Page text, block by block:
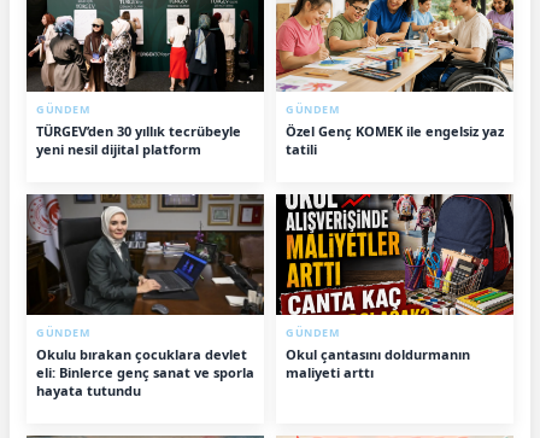
GÜNDEM
TÜRGEV’den 30 yıllık tecrübeyle
yeni nesil dijital platform
GÜNDEM
Özel Genç KOMEK ile engelsiz yaz
tatili
GÜNDEM
Okulu bırakan çocuklara devlet
eli: Binlerce genç sanat ve sporla
hayata tutundu
GÜNDEM
Okul çantasını doldurmanın
maliyeti arttı